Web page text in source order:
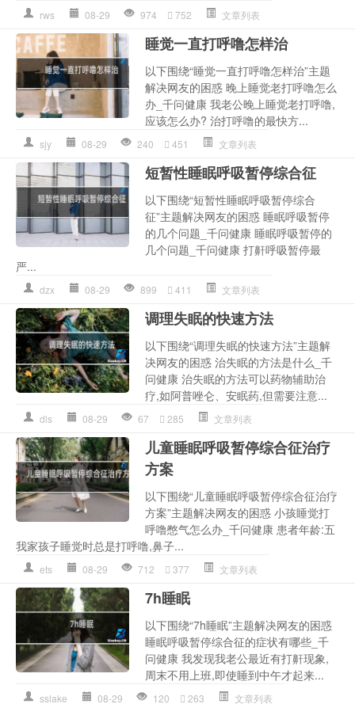
rws 08-29 974 752 文章列表
睡觉一直打呼噜怎样治
以下围绕“睡觉一直打呼噜怎样治”主题
解决网友的困惑 晚上睡觉老打呼噜怎么
办_千问健康 我老公晚上睡觉老打呼噜,
应该怎么办? 治打呼噜的最快方...
sjy 08-29 240 451 文章列表
短暂性睡眠呼吸暂停综合征
以下围绕“短暂性睡眠呼吸暂停综合
征”主题解决网友的困惑 睡眠呼吸暂停
的几个问题_千问健康 睡眠呼吸暂停的
几个问题_千问健康 打鼾呼吸暂停最
严...
dzx 08-29 899 411 文章列表
调理失眠的快速方法
以下围绕“调理失眠的快速方法”主题解
决网友的困惑 治失眠的方法是什么_千
问健康 治失眠的方法可以药物辅助治
疗,如阿普唑仑、安眠药,但需要注意...
dls 08-29 67 285 文章列表
儿童睡眠呼吸暂停综合征治疗
方案
以下围绕“儿童睡眠呼吸暂停综合征治疗
方案”主题解决网友的困惑 小孩睡觉打
呼噜憋气怎么办_千问健康 患者年龄:五
我家孩子睡觉时总是打呼噜,鼻子...
ets 08-29 712 377 文章列表
7h睡眠
以下围绕“7h睡眠”主题解决网友的困惑
睡眠呼吸暂停综合征的症状有哪些_千
问健康 我发现我老公最近有打鼾现象,
周末不用上班,即使睡到中午才起来...
sslake 08-29 120 263 文章列表